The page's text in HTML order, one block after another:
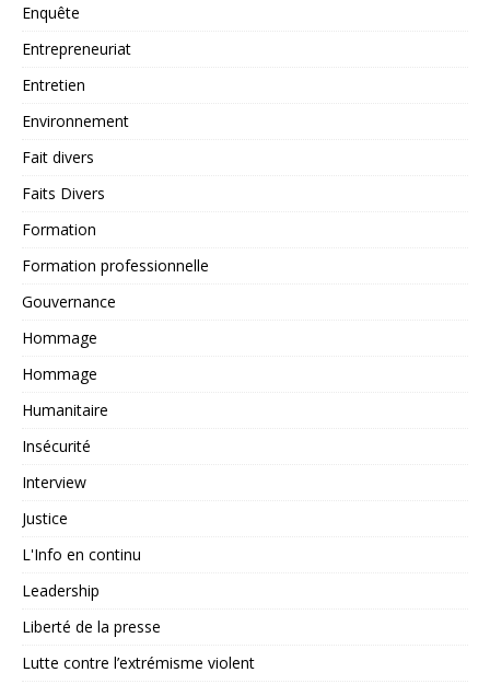
Enquête
Entrepreneuriat
Entretien
Environnement
Fait divers
Faits Divers
Formation
Formation professionnelle
Gouvernance
Hommage
Hommage
Humanitaire
Insécurité
Interview
Justice
L'Info en continu
Leadership
Liberté de la presse
Lutte contre l’extrémisme violent